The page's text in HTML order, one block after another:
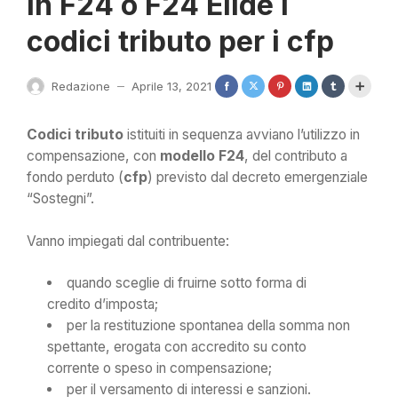
codici tributo per i cfp
Redazione — Aprile 13, 2021
Codici tributo istituiti in sequenza avviano l’utilizzo in
compensazione, con modello F24, del contributo a
fondo perduto (cfp) previsto dal decreto emergenziale
“Sostegni”.
Vanno impiegati dal contribuente:
quando sceglie di fruirne sotto forma di
credito d’imposta;
per la restituzione spontanea della somma non
spettante, erogata con accredito su conto
corrente o speso in compensazione;
per il versamento di interessi e sanzioni.